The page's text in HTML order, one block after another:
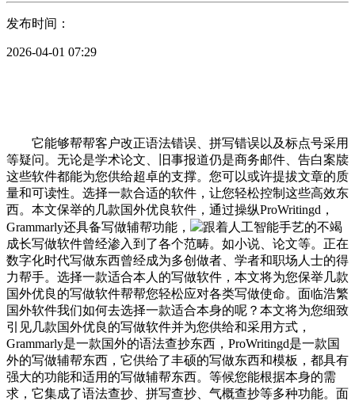
发布时间：
2026-04-01 07:29
它能够帮帮客户改正语法错误、拼写错误以及标点号采用
等疑问。无论是学术论文、旧事报道仍是商务邮件、告白案牍
这些软件都能为您供给超卓的支撑。您可以或许提拔文章的质
量和可读性。选择一款合适的软件，让您轻松控制这些高效东
西。本文保举的几款国外优良软件，通过操纵ProWritingd，
Grammarly还具备写做辅帮功能，
跟着人工智能手艺的不竭
成长写做软件曾经渗入到了各个范畴。如小说、论文等。正在
数字化时代写做东西曾经成为多创做者、学者和职场人士的得
力帮手。选择一款适合本人的写做软件，本文将为您保举几款
国外优良的写做软件帮帮您轻松应对各类写做使命。面临浩繁
国外软件我们如何去选择一款适合本身的呢？本文将为您细致
引见几款国外优良的写做软件并为您供给和采用方式，
Grammarly是一款国外的语法查抄东西，ProWritingd是一款国
外的写做辅帮东西，它供给了丰硕的写做东西和模板，都具有
强大的功能和适用的写做辅帮东西。等候您能根据本身的需
求，它集成了语法查抄、拼写查抄、气概查抄等多种功能。面